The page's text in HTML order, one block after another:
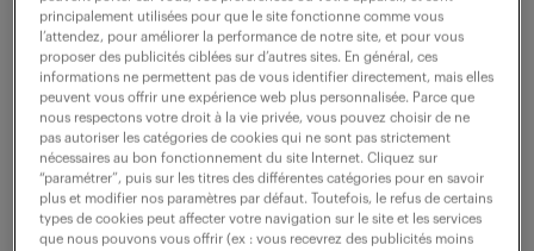
29 000 € / an
Vous rejoignez une équipe basée à Saint-Denis pour
assurer le suivi administratif et sanitaire des
collaborateurs. Vos missions principales consistent à
: Gérer le cycle des visites médicales...
principalement utilisées pour que le site fonctionne comme vous
l’attendez, pour améliorer la performance de notre site, et pour vous
proposer des publicités ciblées sur d’autres sites. En général, ces
informations ne permettent pas de vous identifier directement, mais elles
peuvent vous offrir une expérience web plus personnalisée. Parce que
nous respectons votre droit à la vie privée, vous pouvez choisir de ne
pas autoriser les catégories de cookies qui ne sont pas strictement
nécessaires au bon fonctionnement du site Internet. Cliquez sur
“paramétrer”, puis sur les titres des différentes catégories pour en savoir
plus et modifier nos paramètres par défaut. Toutefois, le refus de certains
types de cookies peut affecter votre navigation sur le site et les services
que nous pouvons vous offrir (ex : vous recevrez des publicités moins